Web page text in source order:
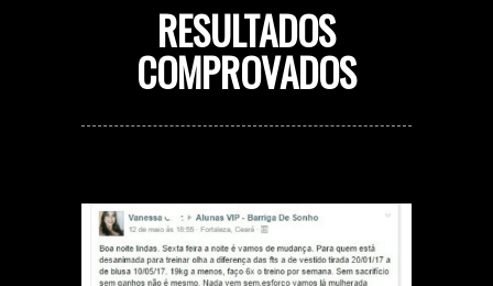
RESULTADOS
COMPROVADOS